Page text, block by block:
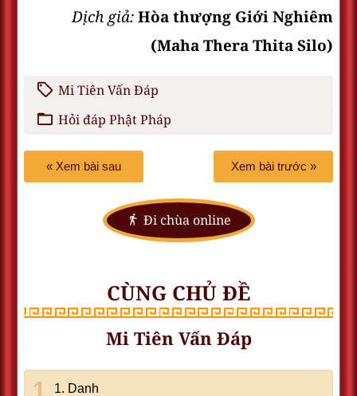
Dịch giả:Hòa thượng Giới Nghiêm
(Maha Thera Thita Silo)
Mi Tiên Vấn Đáp
Hỏi đáp Phật Pháp
« Xem bài sau Xem bài trước »
Đi chùa online
CÙNG CHỦ ĐỀ
Mi Tiên Vấn Đáp
1. Danh